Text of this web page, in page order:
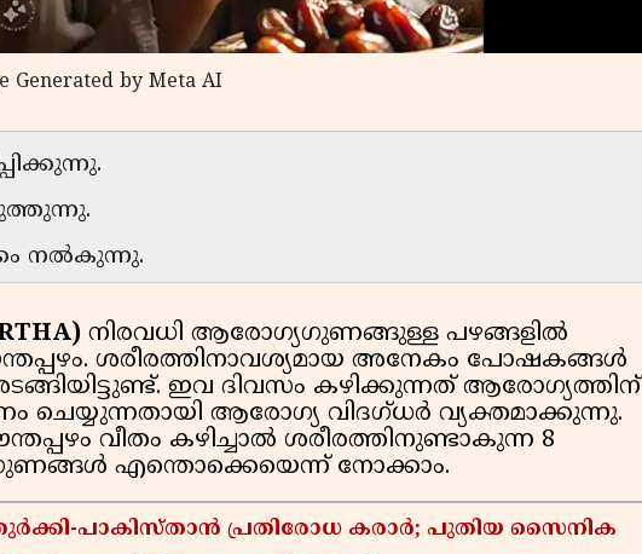
Generated by Meta AI
നൽകുന്നു.
നിരവധി ആരോഗ്യഗുണങ്ങുള്ള പഴങ്ങളില്‍
ശരീരത്തിനാവശ്യമായ അനേകം പോഷകങ്ങള്‍
ഇവ ദിവസം കഴിക്കുന്നത് ആരോഗ്യത്തിന്
ചെയ്യുന്നതായി ആരോഗ്യ വിദഗ്ധര്‍ വ്യക്തമാക്കുന്നു.
വീതം കഴിച്ചാല്‍ ശരീരത്തിനുണ്ടാകുന്ന 8
എന്തൊക്കെയെന്ന് നോക്കാം.
പാകിസ്താൻ പ്രതിരോധ കരാർ; പുതിയ സൈനിക